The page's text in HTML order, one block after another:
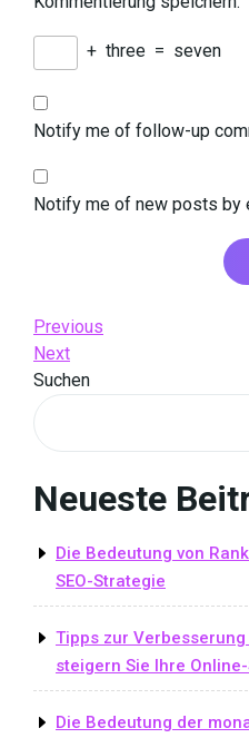
+ three = seven
Notify me of follow-up
Notify me of new posts by
Beitrags-
Navigation
Previous
Post
Previous
Next
Post
Next
Suchen
Neueste
Die Bedeutung von
SEO-Strategie
Tipps zur
steigern Sie Ihre
Die Bedeutung der